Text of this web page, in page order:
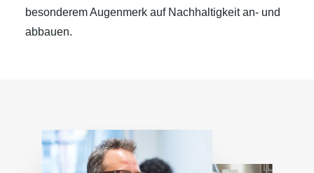
besonderem Augenmerk auf Nachhaltigkeit an- und
abbauen.